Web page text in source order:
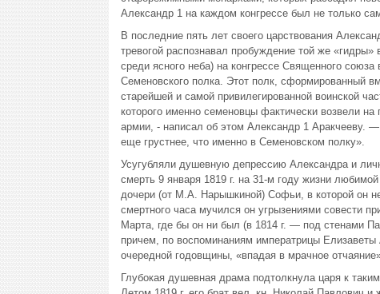
Александр 1 на каждом конгрессе был не только
В последние пять лет своего царствования
тревогой распознавал пробуждение той же
среди ясного неба) на конгрессе Священного
Семеновского полка. Этот полк, сформированный
старейшей и самой привилегированной воинской
которого именно семеновцы фактически возвели
армии, - написал об этом Александр 1 Аракчееву.
еще грустнее, что именно в Семеновском полку».
Усугубляли душевную депрессию Александра и
смерть 9 января 1819 г. на 31-м году жизни
дочери (от М.А. Нарышкиной) Софьи, в которой он
смертного часа мучился он угрызениями совести
Марта, где бы он ни был (в 1814 г. — под стенами
причем, по воспоминаниям императрицы
очередной годовщины, «впадая в мрачное
Глубокая душевная драма подтолкнула царя к